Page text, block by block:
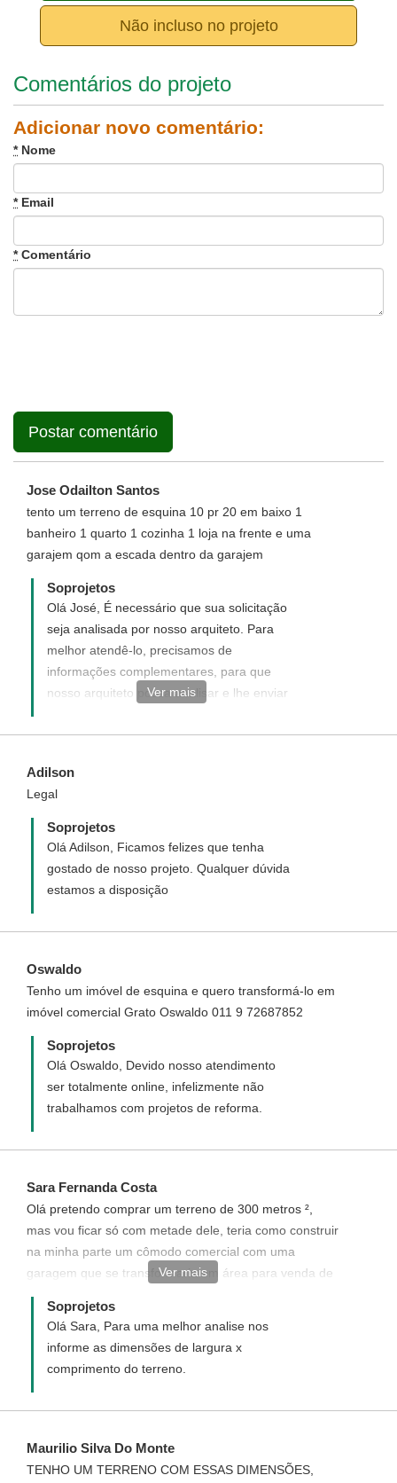
Não incluso no projeto
Comentários do projeto
Adicionar novo comentário:
*Nome
*Email
*Comentário
Jose Odailton Santos
tento um terreno de esquina 10 pr 20 em baixo 1
banheiro 1 quarto 1 cozinha 1 loja na frente e uma
garajem qom a escada dentro da garajem
Soprojetos
Olá José, É necessário que sua solicitação
seja analisada por nosso arquiteto. Para
melhor atendê-lo, precisamos de
informações complementares, para que
nosso arquiteto possa analisar e lhe enviar
Segue abaixo o link para que você possa
Ressaltamos que o preenchimento do
formulário não gera custos e que o
orçamento é sem compromisso:
http://soprojetos.rds.land/projeto-
personalizado
Ver mais
Adilson
Legal
Soprojetos
Olá Adilson, Ficamos felizes que tenha
gostado de nosso projeto. Qualquer dúvida
estamos a disposição
Oswaldo
Tenho um imóvel de esquina e quero transformá-lo em
imóvel comercial Grato Oswaldo 011 9 72687852
Soprojetos
Olá Oswaldo, Devido nosso atendimento
ser totalmente online, infelizmente não
trabalhamos com projetos de reforma.
Sara Fernanda Costa
Olá pretendo comprar um terreno de 300 metros ²,
mas vou ficar só com metade dele, teria como construir
na minha parte um cômodo comercial com uma
garagem que se transformaria em área para venda de
mudas de plantas ornamentais em geral e com mas 2
andares acima desse cômodo sendo uma casa com
sala e cozinha no 2 andar e 2 quartos e o banheiro no
terceiro andar e uma sacada. Gostaria de algo
pequeno pra no fundo do comércio fazer uma estufa
Ver mais
Soprojetos
Olá Sara, Para uma melhor analise nos
informe as dimensões de largura x
comprimento do terreno.
Maurilio Silva Do Monte
TENHO UM TERRENO COM ESSAS DIMENSÕES,